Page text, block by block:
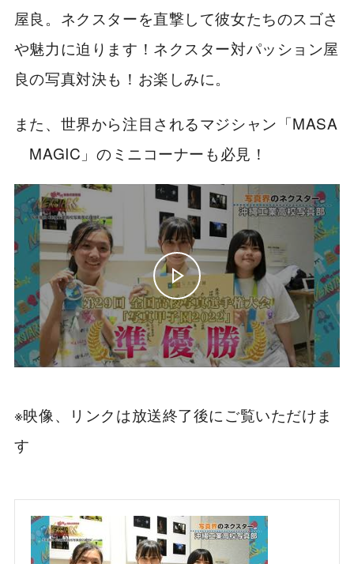
屋良。ネクスターを直撃して彼女たちのスゴさ
や魅力に迫ります！ネクスター対パッション屋
良の写真対決も！お楽しみに。
また、世界から注目されるマジシャン「MASA
MAGIC」のミニコーナーも必見！
※映像、リンクは放送終了後にご覧いただけま
す